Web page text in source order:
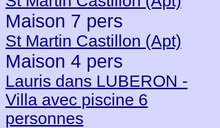
Maison 7 pers
St Martin Castillon (Apt)
Maison 4 pers
Lauris dans LUBERON -
Villa avec piscine 6
personnes